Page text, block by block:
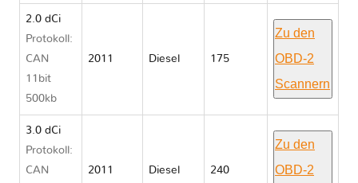
2.0 dCi
Protokoll:
CAN
11bit
500kb
2011 Diesel 175
Zu den
OBD-2
Scannern
3.0 dCi
Protokoll:
CAN
2011 Diesel 240
Zu den
OBD-2